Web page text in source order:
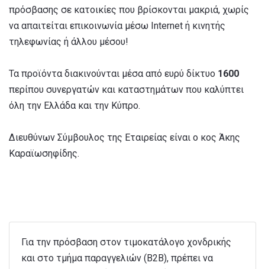
πρόσβασης σε κατοικίες που βρίσκονται μακριά, χωρίς
να απαιτείται επικοινωνία μέσω Internet ή κινητής
τηλεφωνίας ή άλλου μέσου!
Τα προϊόντα διακινούνται μέσα από ευρύ δίκτυο 1600
περίπου συνεργατών και καταστημάτων που καλύπτει
όλη την Ελλάδα και την Κύπρο.
Διευθύνων Σύμβουλος της Εταιρείας είναι ο κος Άκης
Καραϊωσηφίδης.
Για την πρόσβαση στον τιμοκατάλογο χονδρικής
και στο τμήμα παραγγελιών (B2B), πρέπει να